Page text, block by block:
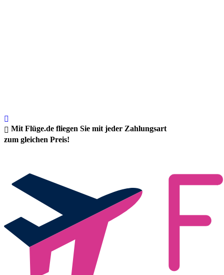
Mit Flüge.de fliegen Sie mit jeder Zahlungsart
zum gleichen Preis!